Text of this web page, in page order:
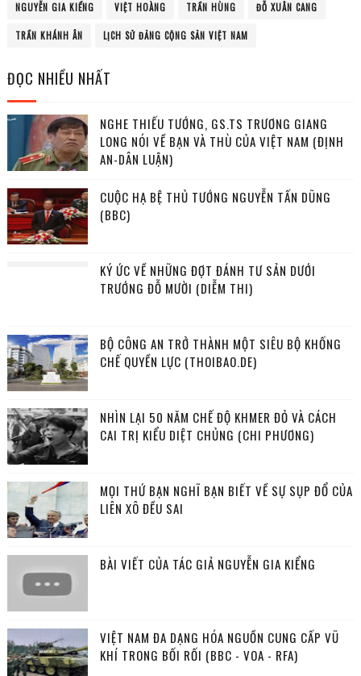
NGUYỄN GIA KIỂNG VIỆT HOÀNG TRẦN HÙNG ĐỖ XUÂN CANG
TRẦN KHÁNH ÂN LỊCH SỬ ĐẢNG CỘNG SẢN VIỆT NAM
ĐỌC NHIỀU NHẤT
NGHE THIẾU TƯỚNG, GS.TS TRƯƠNG GIANG
LONG NÓI VỀ BẠN VÀ THÙ CỦA VIỆT NAM (ĐỊNH
AN-DÂN LUẬN)
CUỘC HẠ BỆ THỦ TƯỚNG NGUYỄN TẤN DŨNG
(BBC)
KÝ ỨC VỀ NHỮNG ĐỢT ĐÁNH TƯ SẢN DƯỚI
TRƯỚNG ĐỖ MƯỜI (DIỄM THI)
BỘ CÔNG AN TRỞ THÀNH MỘT SIÊU BỘ KHỐNG
CHẾ QUYỀN LỰC (THOIBAO.DE)
NHÌN LẠI 50 NĂM CHẾ ĐỘ KHMER ĐỎ VÀ CÁCH
CAI TRỊ KIỂU DIỆT CHỦNG (CHI PHƯƠNG)
MỌI THỨ BẠN NGHĨ BẠN BIẾT VỀ SỰ SỤP ĐỔ CỦA
LIÊN XÔ ĐỀU SAI
BÀI VIẾT CỦA TÁC GIẢ NGUYỄN GIA KIỂNG
VIỆT NAM ĐA DẠNG HÓA NGUỒN CUNG CẤP VŨ
KHÍ TRONG BỐI RỐI (BBC - VOA - RFA)